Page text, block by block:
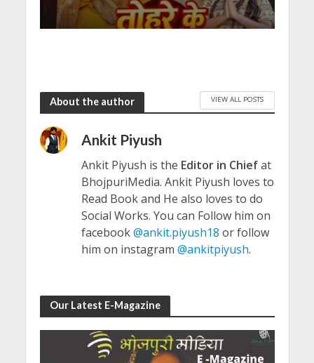
About the author VIEW ALL POSTS
Ankit Piyush
Ankit Piyush is the Editor in Chiefat
BhojpuriMedia. Ankit Piyush loves to
Read Book and He also loves to do
Social Works. You can Follow him on
facebook@ankit.piyush18 or follow
him on instagram @ankitpiyush.
Our Latest E-Magazine